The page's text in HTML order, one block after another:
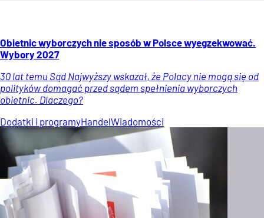
Obietnic wyborczych nie sposób w Polsce wyegzekwować.
Wybory 2027
30 lat temu Sąd Najwyższy wskazał, że Polacy nie mogą się od
polityków domagać przed sądem spełnienia wyborczych
obietnic. Dlaczego?
Dodatki i programyHandelWiadomości